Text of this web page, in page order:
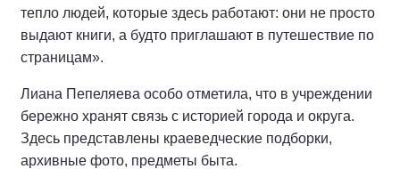
тепло людей, которые здесь работают: они не просто
выдают книги, а будто приглашают в путешествие по
страницам».
Лиана Пепеляева особо отметила, что в учреждении
бережно хранят связь с историей города и округа.
Здесь представлены краеведческие подборки,
архивные фото, предметы быта.